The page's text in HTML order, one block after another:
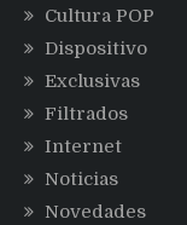
Cultura POP
Dispositivo
Exclusivas
Filtrados
Internet
Noticias
Novedades